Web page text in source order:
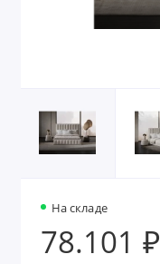
На складе
78.101 ₽